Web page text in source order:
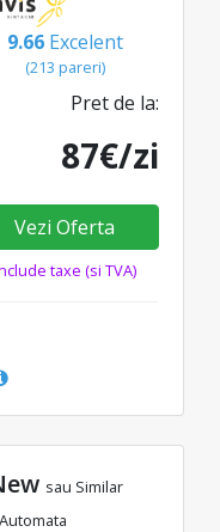
9.66 Excelent
(213 pareri)
Pret de la:
87€/zi
Vezi Oferta
taxe (si TVA)
sau Similar
Automata